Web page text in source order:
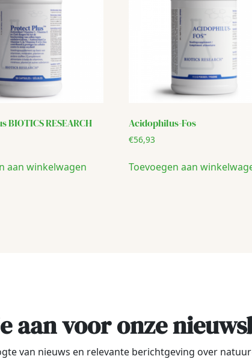
BIOTICS RESEARCH
aan winkelwagen
Acidophilus-Fos
€56,93
Toevoegen aan
aan voor onze
van nieuws en relevante berichtgeving over